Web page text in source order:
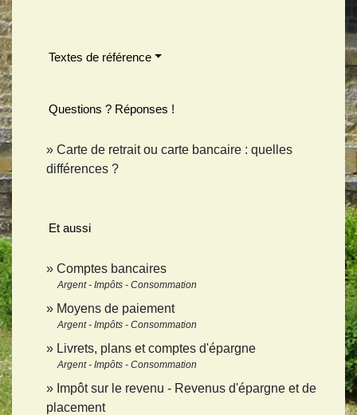
Textes de référence
Questions ? Réponses !
Carte de retrait ou carte bancaire : quelles
différences ?
Et aussi
Comptes bancaires
Argent - Impôts - Consommation
Moyens de paiement
Argent - Impôts - Consommation
Livrets, plans et comptes d'épargne
Argent - Impôts - Consommation
Impôt sur le revenu - Revenus d'épargne et de
placement